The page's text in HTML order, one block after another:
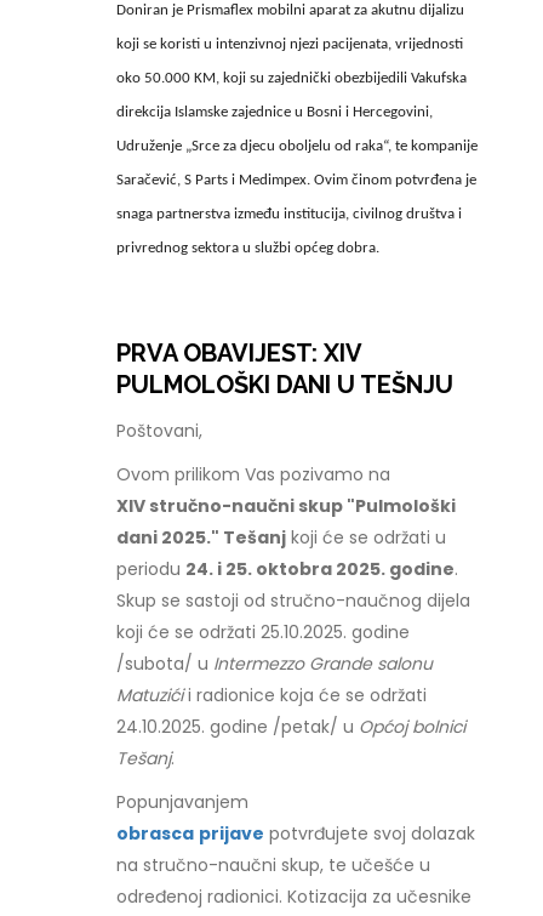
Doniran je Prismaflex mobilni aparat za akutnu dijalizu
koji se koristi u intenzivnoj njezi pacijenata, vrijednosti
oko 50.000 KM, koji su zajednički obezbijedili Vakufska
direkcija Islamske zajednice u Bosni i Hercegovini,
Udruženje „Srce za djecu oboljelu od raka“, te kompanije
Saračević, S Parts i Medimpex. Ovim činom potvrđena je
snaga partnerstva između institucija, civilnog društva i
privrednog sektora u službi općeg dobra.
PRVA OBAVIJEST: XIV
PULMOLOŠKI DANI U TEŠNJU
Poštovani,
Ovom prilikom Vas pozivamo na
XIV stručno-naučni skup "Pulmološki
dani 2025." Tešanj koji će se održati u
periodu 24. i 25. oktobra 2025. godine.
Skup se sastoji od stručno-naučnog dijela
koji će se održati 25.10.2025. godine
/subota/ u Intermezzo Grande salonu
Matuzićii radionice koja će se održati
24.10.2025. godine /petak/ u Općoj bolnici
Tešanj.
Popunjavanjem
obrasca prijave potvrđujete svoj dolazak
na stručno-naučni skup, te učešće u
određenoj radionici. Kotizacija za učesnike